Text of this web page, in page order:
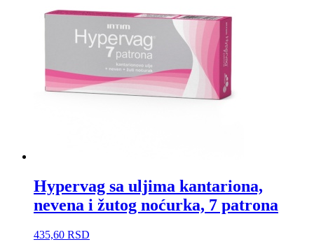
Hypervag sa uljima kantariona,
nevena i žutog noćurka, 7 patrona
435,60 RSD